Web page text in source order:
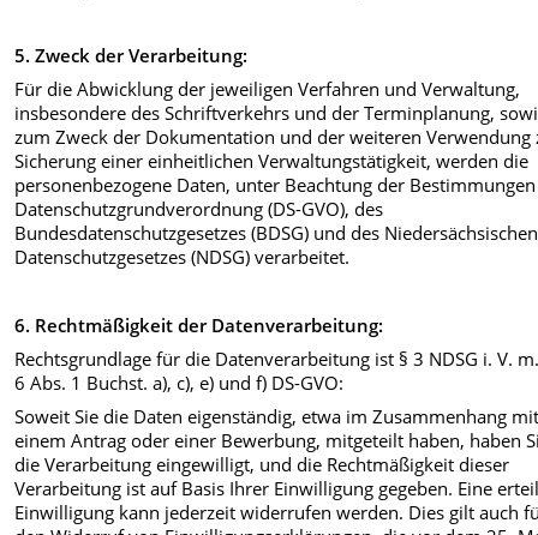
5. Zweck der Verarbeitung:
Für die Abwicklung der jeweiligen Verfahren und Verwaltung,
insbesondere des Schriftverkehrs und der Terminplanung,
zum Zweck der Dokumentation und der weiteren Verwendung
Sicherung einer einheitlichen Verwaltungstätigkeit, werden die
personenbezogene Daten, unter Beachtung der Bestimmungen
Datenschutzgrundverordnung (DS-GVO), des
Bundesdatenschutzgesetzes (BDSG) und des Niedersächsischen
Datenschutzgesetzes (NDSG) verarbeitet.
6. Rechtmäßigkeit der Datenverarbeitung:
Rechtsgrundlage für die Datenverarbeitung ist § 3 NDSG i. V.
6 Abs. 1 Buchst. a), c), e) und f) DS-GVO:
Soweit Sie die Daten eigenständig, etwa im Zusammenhang
einem Antrag oder einer Bewerbung, mitgeteilt haben, haben
die Verarbeitung eingewilligt, und die Rechtmäßigkeit dieser
Verarbeitung ist auf Basis Ihrer Einwilligung gegeben. Eine
Einwilligung kann jederzeit widerrufen werden. Dies gilt auch